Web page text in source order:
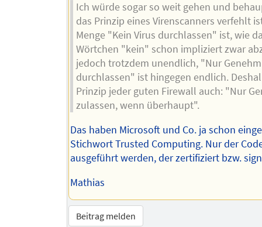
Ich würde sogar so weit gehen und
das Prinzip eines Virenscanners verfehlt
Menge "Kein Virus durchlassen" ist, wie
Wörtchen "kein" schon impliziert zwar
jedoch trotzdem unendlich, "Nur
durchlassen" ist hingegen endlich.
Prinzip jeder guten Firewall auch: "Nur
zulassen, wenn überhaupt".
Das haben Microsoft und Co. ja schon
Stichwort Trusted Computing. Nur der
ausgeführt werden, der zertifiziert bzw.
Mathias
Beitrag melden